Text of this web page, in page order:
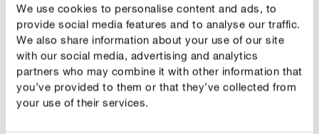
We use cookies to personalise content and ads, to
provide social media features and to analyse our traffic.
We also share information about your use of our site
with our social media, advertising and analytics
partners who may combine it with other information that
you’ve provided to them or that they’ve collected from
your use of their services.
otterrete buoni risultati in modo rapido ed efficace.